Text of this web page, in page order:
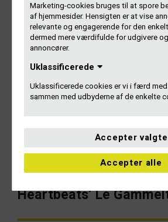
Marketing-cookies bruges til at spore
af hjemmesider. Hensigten er at vise
relevante og engagerende for den
dermed mere værdifulde for udgivere
annoncører.
Uklassificerede
Uklassificerede cookies er vi i færd
sammen med udbyderne af de enkelte
Accepter valgte
Accepter alle
Indlægsnavigation
Forrige
Generalforsamling: Sæt
kalenderen 31. maj 2017
Næste
artikel:
Morgenmøde i Lydens
Heartbeats’ Le